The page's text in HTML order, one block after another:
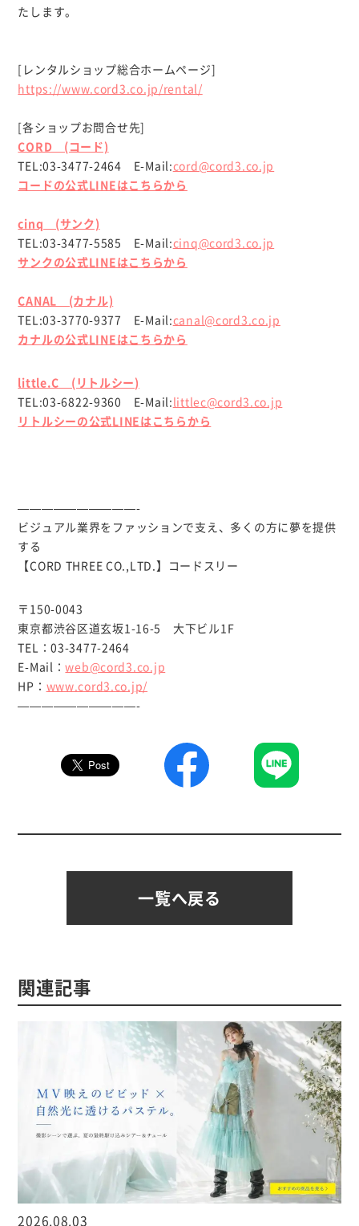
たします。
[レンタルショップ総合ホームページ]
https://www.cord3.co.jp/rental/
[各ショップお問合せ先]
CORD (コード)
TEL:03-3477-2464 E-Mail:cord@cord3.co.jp
コードの公式LINEはこちらから
cinq (サンク)
TEL:03-3477-5585 E-Mail:cinq@cord3.co.jp
サンクの公式LINEはこちらから
CANAL (カナル)
TEL:03-3770-9377 E-Mail:canal@cord3.co.jp
カナルの公式LINEはこちらから
little.C (リトルシー)
TEL:03-6822-9360 E-Mail: littlec@cord3.co.jp
リトルシーの公式LINEはこちらから
——————————-
ビジュアル業界をファッションで支え、多くの方に夢を提供
する
【CORD THREE CO.,LTD.】コードスリー
〒150-0043
東京都渋谷区道玄坂1-16-5 大下ビル1F
TEL：03-3477-2464
E-Mail：web@cord3.co.jp
HP： www.cord3.co.jp/
——————————-
一覧へ戻る
関連記事
2026.08.03